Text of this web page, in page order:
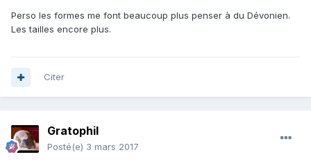
Perso les formes me font beaucoup plus penser à du Dévonien.
Les tailles encore plus.
Citer
Gratophil
Posté(e) 3 mars 2017